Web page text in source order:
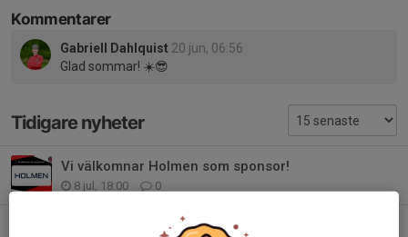
Kommentarer
Gabriell Dahlquist 20 jun, 06:56
Glad sommar! ☀️😎
Tidigare nyheter
Vi välkomnar Holmen som sponsor!
8 jul, 18:00 0
ICA besöker konstgräset tis 7/7 kl 19-21!